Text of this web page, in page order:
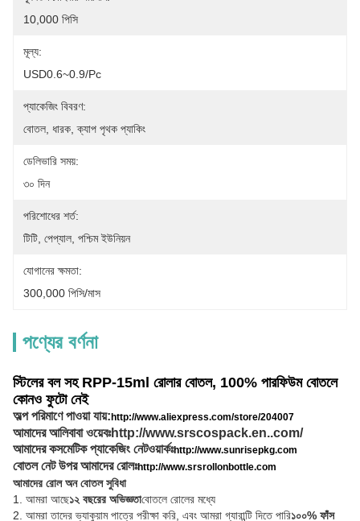
10,000 পিসি
মূল্য:
USD0.6~0.9/pc
প্যাকেজিং বিবরণ:
বোতল, ধারক, ক্যাপ পৃথক প্যাকিং
ডেলিভারি সময়:
৩০ দিন
পরিশোধের শর্ত:
টিটি, পেপ্যাল, পশ্চিম ইউনিয়ন
যোগানের ক্ষমতা:
300,000 পিসি/মাস
পণ্যের বর্ণনা
স্টিলের বল সহ RPP-15ml রোলার বোতল, 100% পারফিউম বোতলে
কোনও ফুটো নেই
অল্প পরিমাণে পাওয়া যায়: http://www.aliexpress.com/store/204007
আমাদের আলিবাবা ওয়েবঃhttp://www.srscospack.en..com/
আমাদের কসমেটিক প্যাকেজিং নেটওয়ার্কঃhttp://www.sunrisepkg.com
বোতল নেট উপর আমাদের রোলঃhttp://www.srsrollonbottle.com
আমাদের রোল অন বোতল সুবিধা
1. আমরা আছে১২ বছরের অভিজ্ঞতাবোতলে রোলের মধ্যে
2. আমরা তাদের ভ্যাকুয়াম পাত্রে পরীক্ষা করি, এবং আমরা গ্যারান্টি দিতে পারি১০০% ফাঁস